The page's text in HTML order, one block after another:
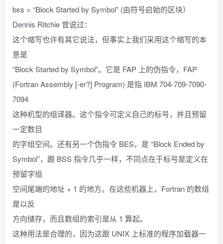
bss = “Block Started by Symbol” (由符号启始的区块）
Dennis Ritchie 曾说过：
这个缩写也许有其它说法，但事实上我们采用这个缩写的本
意是
“Block Started by Symbol”。它是 FAP 上的伪指令，FAP
(Fortran Assembly [-er?] Program) 是指 IBM 704-709-7090-
7094
这种机型的组译器。这个指令可定义自己的标号，并且预留
一定数目
的字组空间。还有另一个伪指令 BES，是 “Block Ended by
Symbol”，跟 BSS 指令几乎一样，不同点在于标号是定义在
预留字组
空间尾端的地址 + 1 的地方。在这些机器上，Fortran 的数组
是以反
方向储存，而且数组的索引是从 1 算起。
这种用法是合理的，因为这跟 UNIX 上标准的程序加载器一